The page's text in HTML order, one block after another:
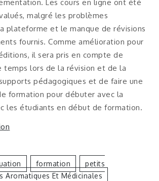
Les cours en ligne ont été
malgré les problèmes
plateforme et le manque de révisions
fournis. Comme amélioration pour
il sera pris en compte de
temps lors de la révision et de la
pédagogiques et de faire une
formation pour débuter avec la
les étudiants en début de formation.
Formation
Petits
Aromatiques Et Médicinales